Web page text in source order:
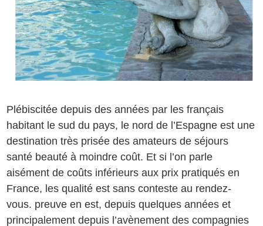
Plébiscitée depuis des années par les français
habitant le sud du pays, le nord de l’Espagne est une
destination très prisée des amateurs de séjours
santé beauté à moindre coût. Et si l’on parle
aisément de coûts inférieurs aux prix pratiqués en
France, les qualité est sans conteste au rendez-
vous. preuve en est, depuis quelques années et
principalement depuis l’avènement des compagnies